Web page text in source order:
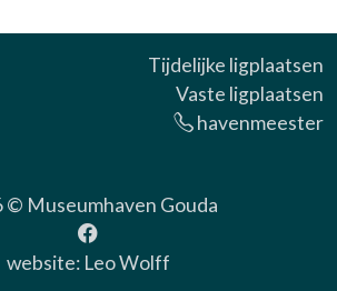
© Museumhaven Gouda
website: Leo Wolff
Tijdelijke ligplaatsen
Vaste ligplaatsen
havenmeester